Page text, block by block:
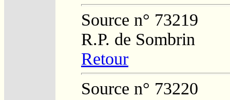
Source n° 73219
R.P. de Sombrin
Retour
Source n° 73220